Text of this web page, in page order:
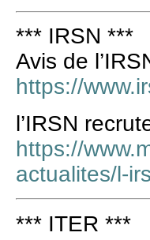
*** IRSN ***
Avis de
https://
l’IRSN
https://
actualites/l-
*** ITER ***